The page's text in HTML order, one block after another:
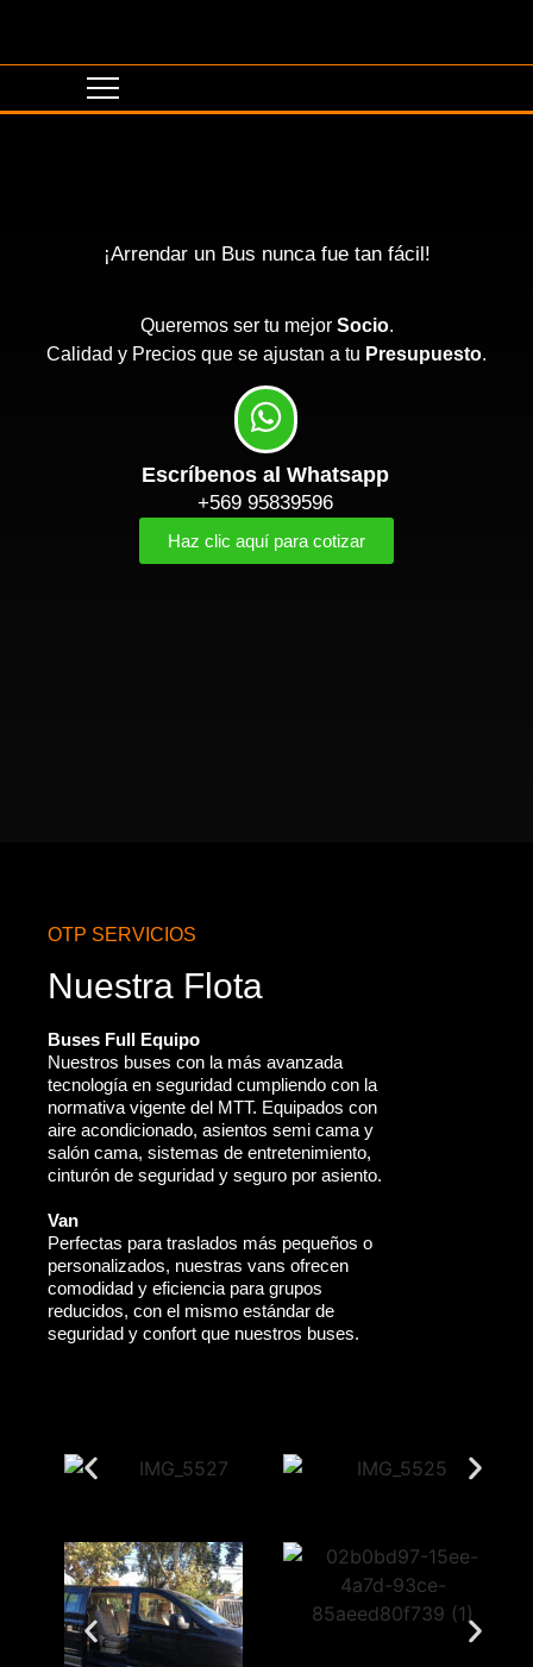
¡Arrendar un Bus nunca fue tan fácil!
Queremos ser tu mejor Socio.
Calidad y Precios que se ajustan a tu Presupuesto.
Escríbenos al Whatsapp
+569 95839596
Haz clic aquí para cotizar
OTP SERVICIOS
Nuestra Flota
Buses Full Equipo
Nuestros buses con la más avanzada
tecnología en seguridad cumpliendo con la
normativa vigente del MTT. Equipados con
aire acondicionado, asientos semi cama y
salón cama, sistemas de entretenimiento,
cinturón de seguridad y seguro por asiento.
Van
Perfectas para traslados más pequeños o
personalizados, nuestras vans ofrecen
comodidad y eficiencia para grupos
reducidos, con el mismo estándar de
seguridad y confort que nuestros buses.